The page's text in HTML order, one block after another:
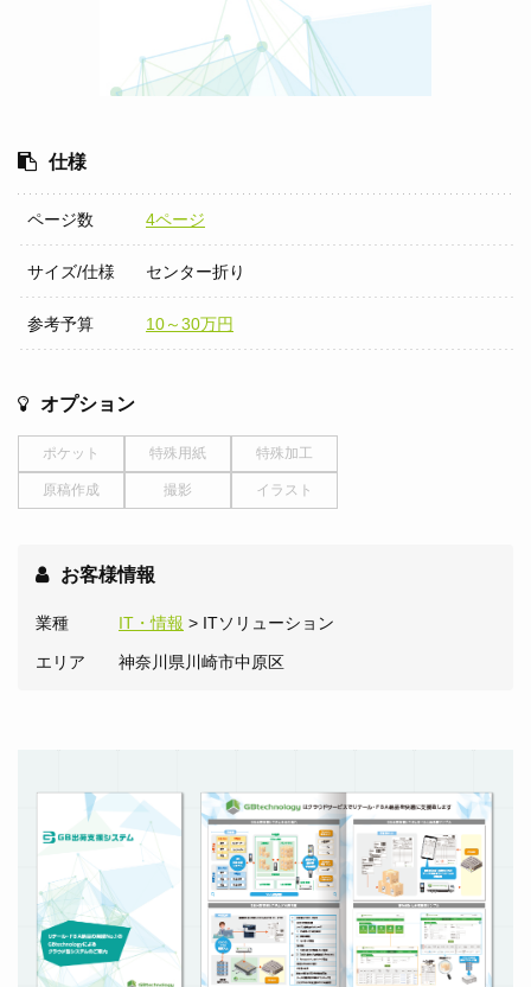
仕様
ページ数 4ページ
サイズ/仕様 センター折り
参考予算 10～30万円
オプション
ポケット 特殊用紙 特殊加工
原稿作成 撮影 イラスト
お客様情報
業種 IT・情報 > ITソリューション
エリア 神奈川県川崎市中原区